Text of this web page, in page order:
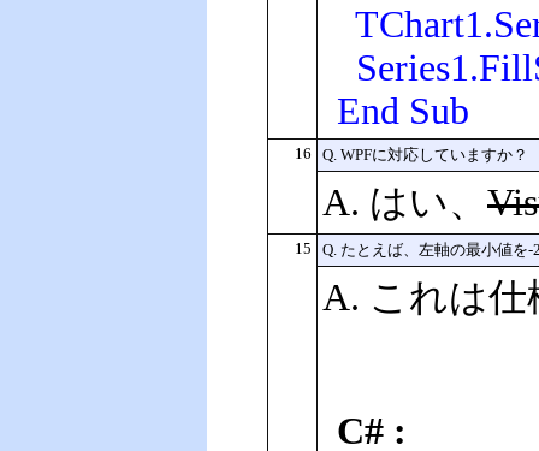
End Sub
16 Q. WPFに対応していますか？
A. はい、
15 Q. たとえば、左軸の最小値を
A. これは
C# :